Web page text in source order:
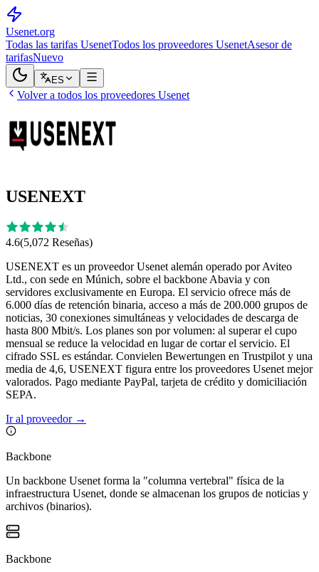
Usenet.org
Todas las tarifas UsenetTodos los proveedores UsenetAsesor de
tarifasNuevo
ES
Volver a todos los proveedores Usenet
USENEXT
4.6(5,072 Reseñas)
USENEXT es un proveedor Usenet alemán operado por Aviteo
Ltd., con sede en Múnich, sobre el backbone Abavia y con
servidores exclusivamente en Europa. El servicio ofrece más de
6.000 días de retención binaria, acceso a más de 200.000 grupos de
noticias, 30 conexiones simultáneas y velocidades de descarga de
hasta 800 Mbit/s. Los planes son por volumen: al superar el cupo
mensual se reduce la velocidad en lugar de cortar el servicio. El
cifrado SSL es estándar. Convielen Bewertungen en Trustpilot y una
media de 4,6, USENEXT figura entre los proveedores Usenet mejor
valorados. Pago mediante PayPal, tarjeta de crédito y domiciliación
SEPA.
Ir al proveedor→
Backbone
Un backbone Usenet forma la "columna vertebral" física de la
infraestructura Usenet, donde se almacenan los grupos de noticias y
archivos (binarios).
Backbone